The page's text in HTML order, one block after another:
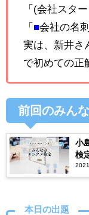
「(会社スタ
「 ■会社の名
実は、新井さ
で初めての正
前回のみん
小
検
本日の出題